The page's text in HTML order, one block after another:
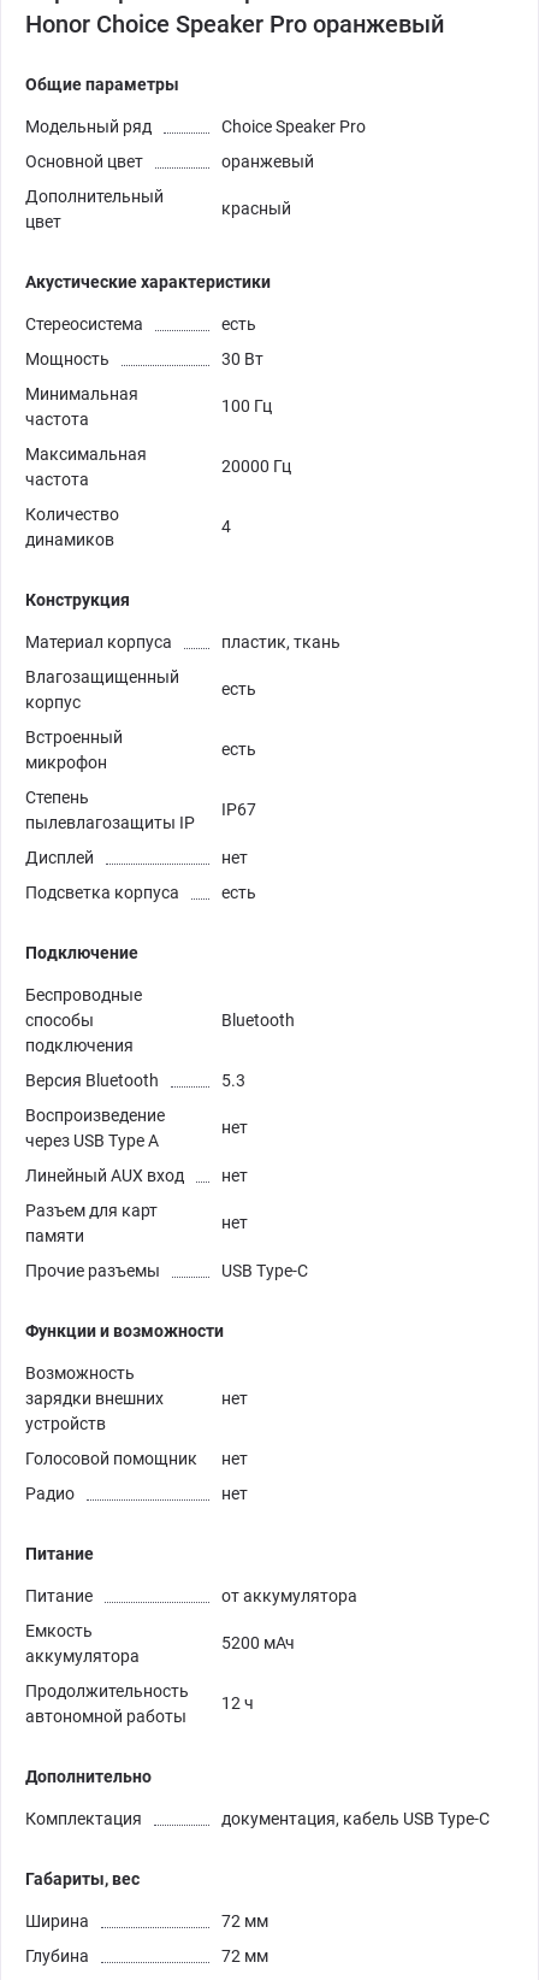
Honor Choice Speaker Pro оранжевый
Общие параметры
Модельный ряд
Choice Speaker Pro
Основной цвет
оранжевый
Дополнительный
цвет
красный
Акустические характеристики
Стереосистема
есть
Мощность
30 Вт
Минимальная
частота
100 Гц
Максимальная
частота
20000 Гц
Количество
динамиков
4
Конструкция
Материал корпуса
пластик, ткань
Влагозащищенный
корпус
есть
Встроенный
микрофон
есть
Степень
пылевлагозащиты IP
IP67
Дисплей
нет
Подсветка корпуса
есть
Подключение
Беспроводные
способы
подключения
Bluetooth
Версия Bluetooth
5.3
Воспроизведение
через USB Type A
нет
Линейный AUX вход
нет
Разъем для карт
памяти
нет
Прочие разъемы USB Type-C
Функции и возможности
Возможность
зарядки внешних
устройств
нет
Голосовой помощник
нет
Радио
нет
Питание
Питание
от аккумулятора
Емкость
аккумулятора
5200 мАч
Продолжительность
автономной работы
12 ч
Дополнительно
Комплектация документация, кабель USB Type-C
Габариты, вес
Ширина
72 мм
Глубина
72 мм